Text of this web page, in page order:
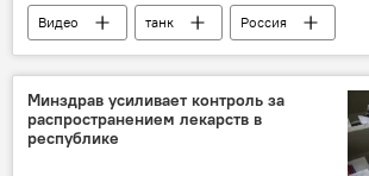
Видео танк
Россия
военные учения
Минздрав усиливает контроль за
распространением лекарств в
республике